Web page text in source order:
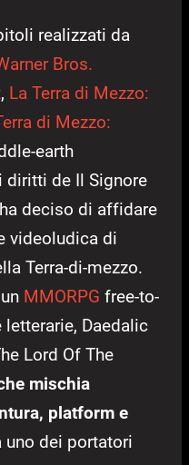
realizzati da
Bros.
, La Terra di Mezzo:
di Mezzo:
earth
diritti de Il Signore
deciso di affidare
videoludica di
Terra-di-mezzo.
MMORPG free-to-
Daedalic
Lord Of The
mischia
platform e
uno dei portatori